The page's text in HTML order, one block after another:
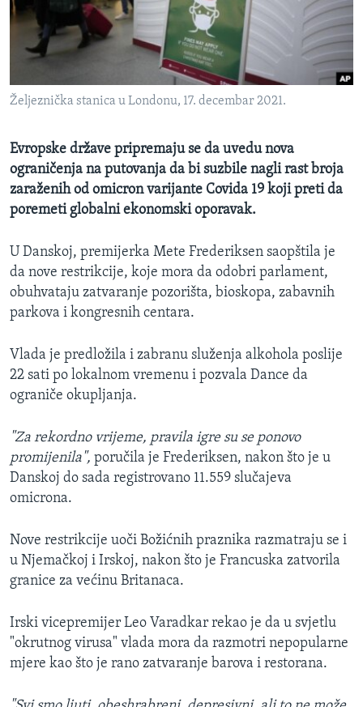
MAGAZIN
O GLASU AMERIKE
Learning English
Jezici
Željeznička stanica u Londonu, 17. decembar 2021.
Evropske države pripremaju se da uvedu nova
ograničenja na putovanja da bi suzbile nagli rast broja
zaraženih od omicron varijante Covida 19 koji preti da
poremeti globalni ekonomski oporavak.
U Danskoj, premijerka Mete Frederiksen saopštila je
da nove restrikcije, koje mora da odobri parlament,
obuhvataju zatvaranje pozorišta, bioskopa, zabavnih
parkova i kongresnih centara.
Vlada je predložila i zabranu služenja alkohola poslije
22 sati po lokalnom vremenu i pozvala Dance da
ograniče okupljanja.
"Za rekordno vrijeme, pravila igre su se ponovo
promijenila", poručila je Frederiksen, nakon što je u
Danskoj do sada registrovano 11.559 slučajeva
omicrona.
Nove restrikcije uoči Božićnih praznika razmatraju se i
u Njemačkoj i Irskoj, nakon što je Francuska zatvorila
granice za većinu Britanaca.
Irski vicepremijer Leo Varadkar rekao je da u svjetlu
"okrutnog virusa" vlada mora da razmotri nepopularne
mjere kao što je rano zatvaranje barova i restorana.